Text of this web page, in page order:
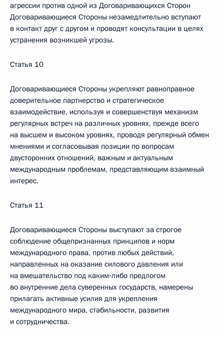
агрессии против одной из Договаривающихся Сторон
Договаривающиеся Стороны незамедлительно вступают
в контакт друг с другом и проводят консультации в целях
устранения возникшей угрозы.
Статья 10
Договаривающиеся Стороны укрепляют равноправное
доверительное партнерство и стратегическое
взаимодействие, используя и совершенствуя механизм
регулярных встреч на различных уровнях, прежде всего
на высшем и высоком уровнях, проводя регулярный обмен
мнениями и согласовывая позиции по вопросам
двусторонних отношений, важным и актуальным
международным проблемам, представляющим взаимный
интерес.
Статья 11
Договаривающиеся Стороны выступают за строгое
соблюдение общепризнанных принципов и норм
международного права, против любых действий,
направленных на оказание силового давления или
на вмешательство под каким‑либо предлогом
во внутренние дела суверенных государств, намерены
прилагать активные усилия для укрепления
международного мира, стабильности, развития
и сотрудничества.